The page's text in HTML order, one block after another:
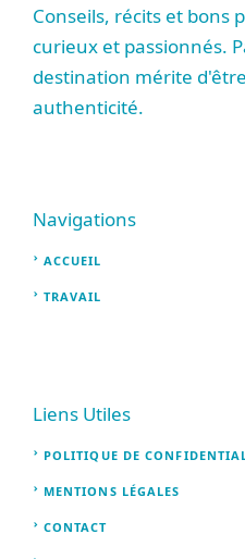
Conseils, récits et bons
curieux et passionnés.
destination mérite
authenticité.
Navigations
ACCUEIL
TRAVAIL
Liens Utiles
POLITIQUE DE
MENTIONS LÉGALES
CONTACT